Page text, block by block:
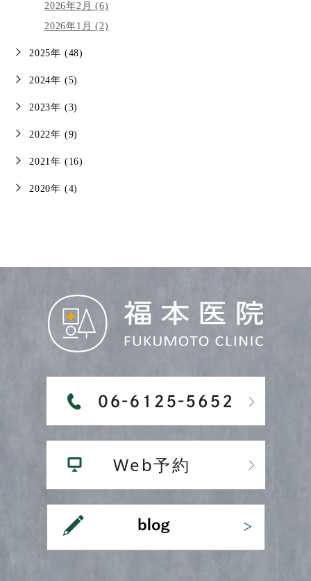
2026年2月 (6)
2026年1月 (2)
2025年 (48)
2024年 (5)
2023年 (3)
2022年 (9)
2021年 (16)
2020年 (4)